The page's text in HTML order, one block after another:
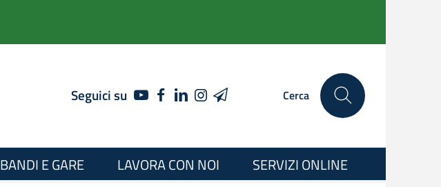
Seguici su YOUTUBEFACEBOOK
LINKEDIN
INSTAGRAM
TELEGRAM Cerca
BANDI E GARE LAVORA CON NOI SERVIZI ONLINE